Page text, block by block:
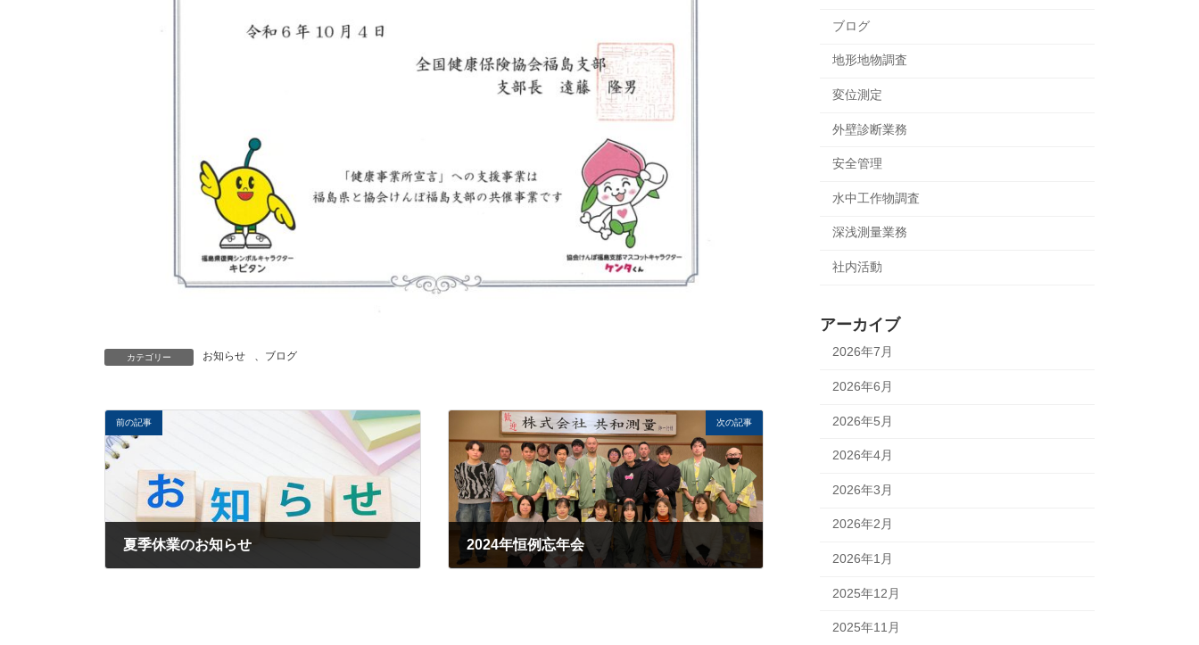
カテゴリー お知らせ ブログ
前の記事
夏季休業のお知らせ
次の記事
2024年恒例忘年会
ブログ
地形地物調査
変位測定
外壁診断業務
安全管理
水中工作物調査
深浅測量業務
社内活動
アーカイブ
2026年7月
2026年6月
2026年5月
2026年4月
2026年3月
2026年2月
2026年1月
2025年12月
2025年11月